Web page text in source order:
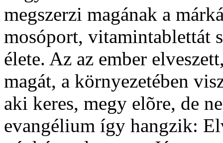
megszerzi magának a
mosóport, vitamintablettát
élete. Az az ember
magát, a környezetében
aki keres, megy elõre, de
evangélium így hangzik: